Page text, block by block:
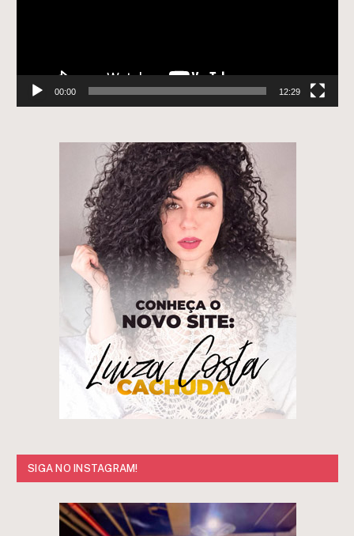
00:00 12:29
SIGA NO INSTAGRAM!